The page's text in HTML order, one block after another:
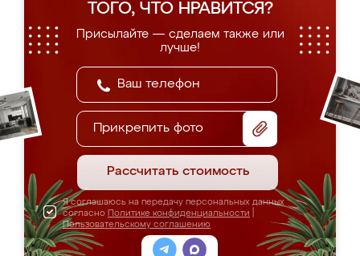
ТОГО, ЧТО НРАВИТСЯ?
Присылайте — сделаем также или
лучше!
Прикрепить фото
Рассчитать стоимость
Я соглашаюсь на передачу персональных данных
согласно Политике конфиденциальности
Пользовательскому соглашению